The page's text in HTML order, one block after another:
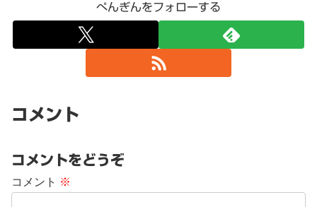
ぺんぎんをフォローする
コメント
コメントをどうぞ
コメント ※